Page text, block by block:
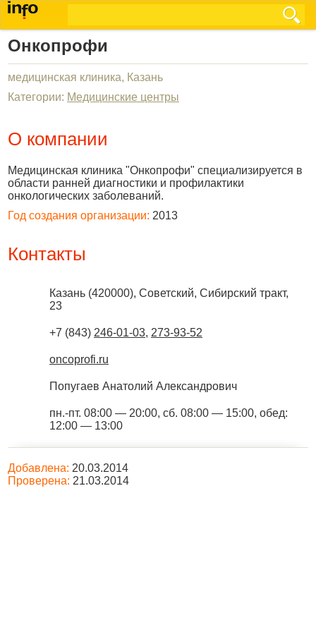
Онкопрофи
медицинская клиника, Казань
Категории: Медицинские центры
О компании
Медицинская клиника "Онкопрофи" специализируется в
области ранней диагностики и профилактики
онкологических заболеваний.
Год создания организации: 2013
Контакты
Казань (420000), Советский, Сибирский тракт,
23
+7 (843) 246-01-03, 273-93-52
oncoprofi.ru
Попугаев Анатолий Александрович
пн.-пт. 08:00 — 20:00, сб. 08:00 — 15:00, обед:
12:00 — 13:00
Добавлена: 20.03.2014
Проверена: 21.03.2014